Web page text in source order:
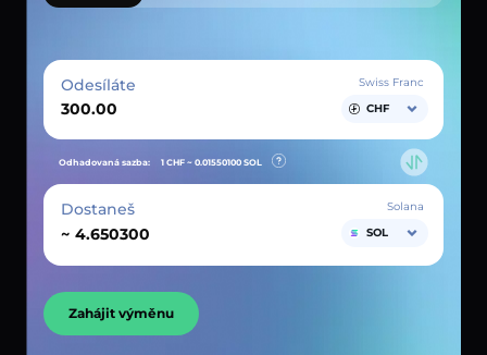
Odesíláte
Swiss Franc
CHF
Odhadovaná sazba: 1 CHF ~ 0.01550100 SOL
Dostaneš
~
Solana
SOL
Zahájit výměnu